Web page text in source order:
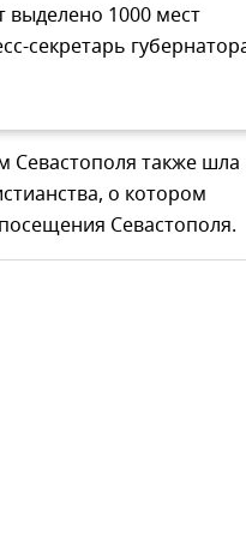
выделено 1000 мест
секретарь
Севастополя также
о котором
Севастополя.